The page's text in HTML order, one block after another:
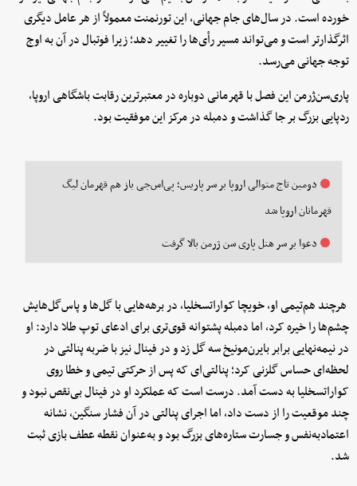
خورده است. در سال‌های جام جهانی، این تورنمنت معمولاً از هر عامل دیگری
اثرگذارتر است و می‌تواند مسیر رأی‌ها را تغییر دهد؛ زیرا فوتبال در آن به اوج
توجه جهانی می‌رسد.
پاری‌سن‌ژرمن این فصل با قهرمانی دوباره در معتبرترین رقابت باشگاهی اروپا،
ردپایی بزرگ بر جا گذاشت و دمبله در مرکز این موفقیت بود.
دومین تاج متوالی اروپا بر سر پاریس؛ پی‌اس‌جی باز هم قهرمان لیگ
قهرمانان اروپا شد
دعوا بر سر هتل پاری‌ سن‌ ژرمن بالا گرفت
هرچند هم‌تیمی او، خویچا کواراتسخلیا، در برهه‌هایی با گل‌ها و پاس‌گل‌هایش
چشم‌ها را خیره کرد، اما دمبله پشتوانه قوی‌تری برای ادعای توپ طلا دارد: او
در نیمه‌نهایی برابر بایرن‌مونیخ سه گل زد و در فینال نیز با ضربه پنالتی در
لحظه‌ای حساس گلزنی کرد؛ پنالتی‌ای که پس از حرکتی تیمی و خطا روی
کواراتسخلیا به دست آمد. درست است که عملکرد او در فینال بی‌نقص نبود و
چند موقعیت را از دست داد، اما اجرای پنالتی در آن فشار سنگین، نشانه
اعتمادبه‌نفس و جسارت ستاره‌های بزرگ بود و به‌عنوان نقطه عطف بازی ثبت
شد.